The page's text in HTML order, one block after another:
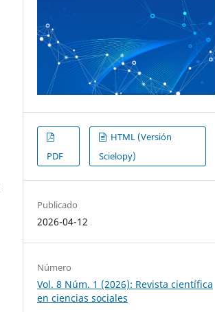
PDF
HTML (Versión
Scielopy)
Publicado
2026-04-12
Número
Vol. 8 Núm. 1 (2026): Revista científica
en ciencias sociales